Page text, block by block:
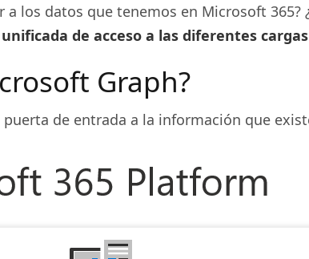
a los datos que tenemos en Microsoft
de acceso a las diferentes
Graph?
de entrada a la información que